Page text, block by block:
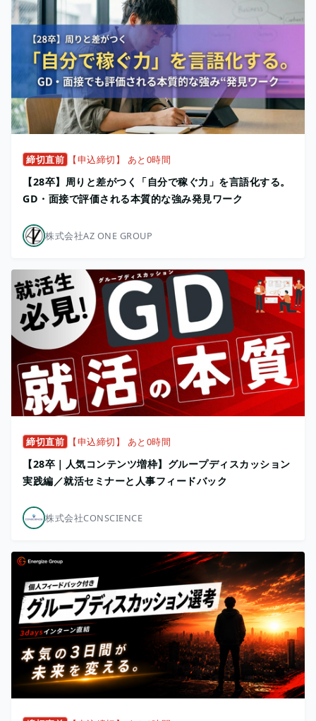
締切直前 【申込締切】 あと0時間
【28卒】周りと差がつく「自分で稼ぐ力」を言語化する。
GD・面接で評価される本質的な強み発見ワーク
株式会社AZ ONE GROUP
締切直前 【申込締切】 あと0時間
【28卒｜人気コンテンツ増枠】グループディスカッション
実践編／就活セミナーと人事フィードバック
株式会社CONSCIENCE